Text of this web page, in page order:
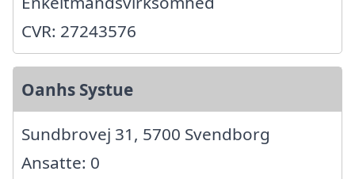
CVR: 27243576
Oanhs Systue
Sundbrovej 31, 5700 Svendborg
Ansatte: 0